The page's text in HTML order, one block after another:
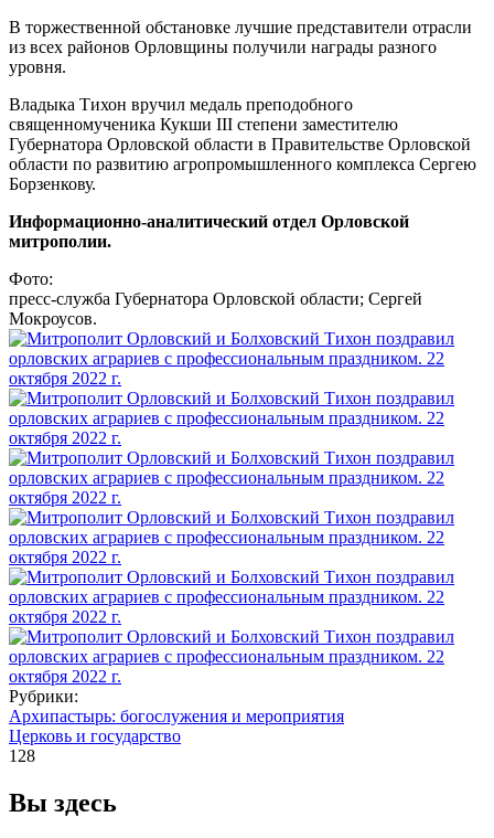
В торжественной обстановке лучшие представители отрасли
из всех районов Орловщины получили награды разного
уровня.
Владыка Тихон вручил медаль преподобного
священномученика Кукши III степени заместителю
Губернатора Орловской области в Правительстве Орловской
области по развитию агропромышленного комплекса Сергею
Борзенкову.
Информационно-аналитический отдел Орловской
митрополии.
Фото:
пресс-служба Губернатора Орловской области; Сергей
Мокроусов.
Рубрики:
Архипастырь: богослужения и мероприятия
Церковь и государство
128
Вы здесь